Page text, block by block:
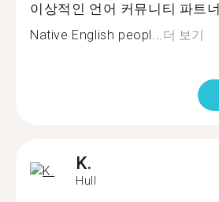
이상적인 언어 커뮤니티 파트너
Native English peopl...더 보기
K.
Hull